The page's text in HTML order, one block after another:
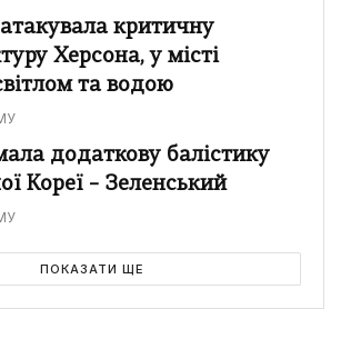
критичну
Херсона, у місті
та водою
додаткову балістику
Кореї – Зеленський
ПОКАЗАТИ ЩЕ